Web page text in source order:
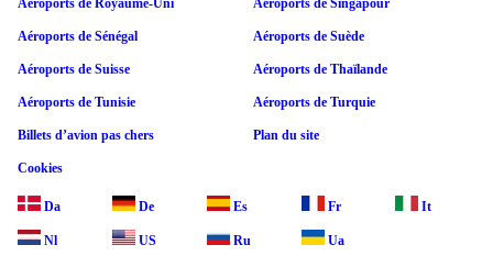
Aéroports de Sénégal Aéroports de Suède
Aéroports de Suisse Aéroports de Thaïlande
Aéroports de Tunisie Aéroports de Turquie
Billets d’avion pas chers Plan du site
Cookies
Da De Es Fr It
Nl US Ru Ua